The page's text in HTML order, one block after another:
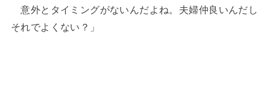
意外とタイミングがないんだよね。夫婦仲良いんだし
それでよくない？」